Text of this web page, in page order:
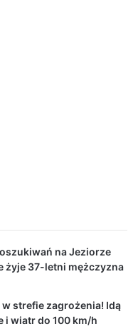
na Jeziorze
żyje 37-letni mężczyzna
strefie zagrożenia! Idą
i wiatr do 100 km/h